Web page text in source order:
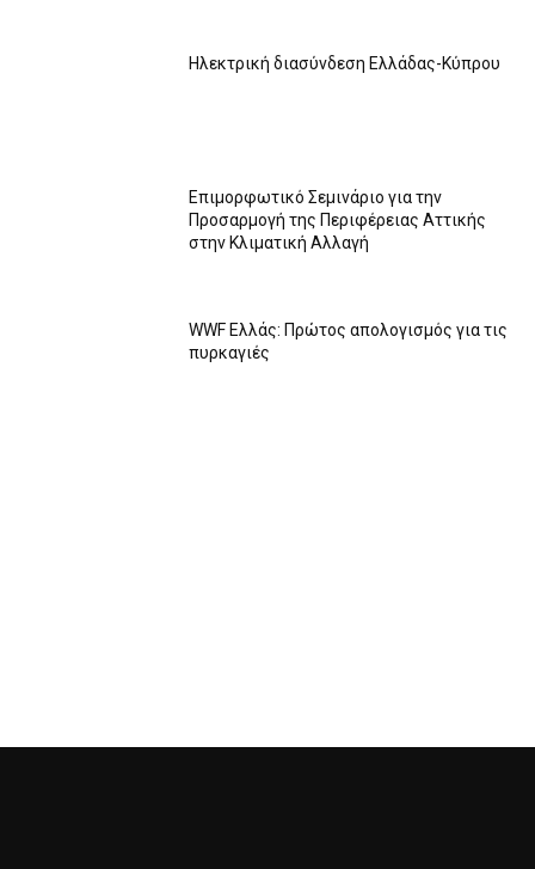
Ηλεκτρική διασύνδεση Ελλάδας-Κύπρου
Επιμορφωτικό Σεμινάριο για την
Προσαρμογή της Περιφέρειας Αττικής
στην Κλιματική Αλλαγή
WWF Ελλάς: Πρώτος απολογισμός για τις
πυρκαγιές